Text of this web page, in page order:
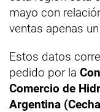
mayo con
ventas apenas
Estos datos
pedido por la
Comercio de
Argentina